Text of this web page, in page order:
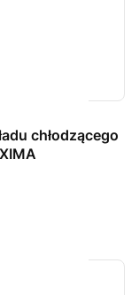
chłodzącego